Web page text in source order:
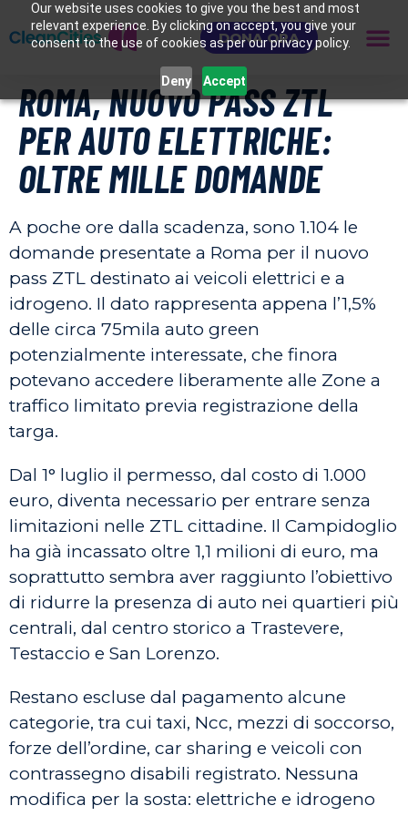
Our website uses cookies to give you the best and most
relevant experience. By clicking on accept, you give your
consent to the use of cookies as per our privacy policy.
Deny Accept
DONA ORA
ROMA, NUOVO PASS ZTL
PER AUTO ELETTRICHE:
OLTRE MILLE DOMANDE
A poche ore dalla scadenza, sono 1.104 le
domande presentate a Roma per il nuovo
pass ZTL destinato ai veicoli elettrici e a
idrogeno. Il dato rappresenta appena l’1,5%
delle circa 75mila auto green
potenzialmente interessate, che finora
potevano accedere liberamente alle Zone a
traffico limitato previa registrazione della
targa.
Dal 1° luglio il permesso, dal costo di 1.000
euro, diventa necessario per entrare senza
limitazioni nelle ZTL cittadine. Il Campidoglio
ha già incassato oltre 1,1 milioni di euro, ma
soprattutto sembra aver raggiunto l’obiettivo
di ridurre la presenza di auto nei quartieri più
centrali, dal centro storico a Trastevere,
Testaccio e San Lorenzo.
Restano escluse dal pagamento alcune
categorie, tra cui taxi, Ncc, mezzi di soccorso,
forze dell’ordine, car sharing e veicoli con
contrassegno disabili registrato. Nessuna
modifica per la sosta: elettriche e idrogeno